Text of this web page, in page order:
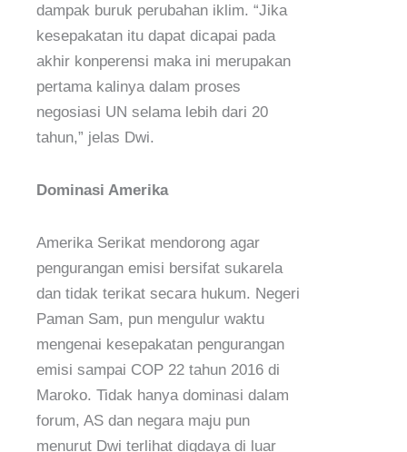
dampak buruk perubahan iklim. “Jika
kesepakatan itu dapat dicapai pada
akhir konperensi maka ini merupakan
pertama kalinya dalam proses
negosiasi UN selama lebih dari 20
tahun,” jelas Dwi.
Dominasi Amerika
Amerika Serikat mendorong agar
pengurangan emisi bersifat sukarela
dan tidak terikat secara hukum. Negeri
Paman Sam, pun mengulur waktu
mengenai kesepakatan pengurangan
emisi sampai COP 22 tahun 2016 di
Maroko. Tidak hanya dominasi dalam
forum, AS dan negara maju pun
menurut Dwi terlihat digdaya di luar